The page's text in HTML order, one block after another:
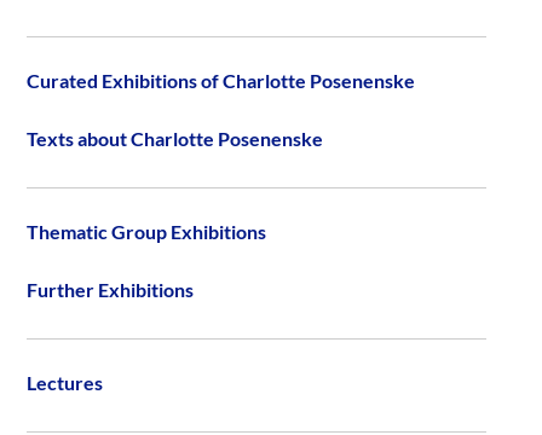
Curated Exhibitions of Charlotte Posenenske
Texts about Charlotte Posenenske
Thematic Group Exhibitions
Further Exhibitions
Lectures